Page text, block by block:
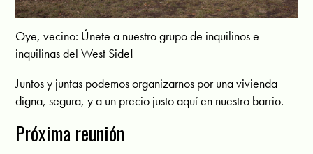
Oye, vecino: Únete a nuestro grupo de inquilinos e
inquilinas del West Side!
Juntos y juntas podemos organizarnos por una vivienda
digna, segura, y a un precio justo aquí en nuestro barrio.
Próxima reunión